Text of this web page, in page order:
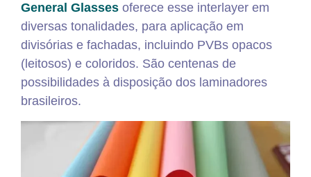
General Glasses oferece esse interlayer em
diversas tonalidades, para aplicação em
divisórias e fachadas, incluindo PVBs opacos
(leitosos) e coloridos. São centenas de
possibilidades à disposição dos laminadores
brasileiros.